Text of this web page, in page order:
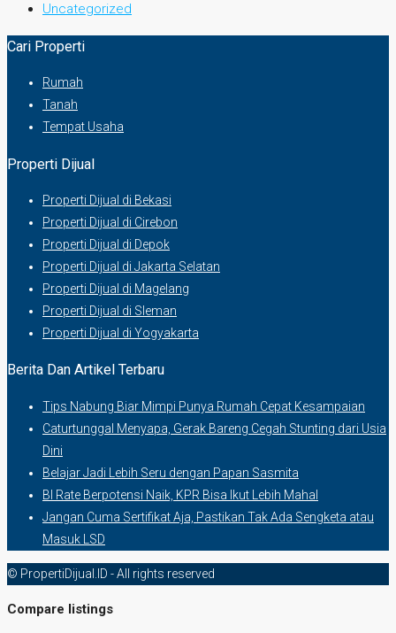
Uncategorized
Cari Properti
Rumah
Tanah
Tempat Usaha
Properti Dijual
Properti Dijual di Bekasi
Properti Dijual di Cirebon
Properti Dijual di Depok
Properti Dijual di Jakarta Selatan
Properti Dijual di Magelang
Properti Dijual di Sleman
Properti Dijual di Yogyakarta
Berita Dan Artikel Terbaru
Tips Nabung Biar Mimpi Punya Rumah Cepat Kesampaian
Caturtunggal Menyapa, Gerak Bareng Cegah Stunting dari Usia
Dini
Belajar Jadi Lebih Seru dengan Papan Sasmita
BI Rate Berpotensi Naik, KPR Bisa Ikut Lebih Mahal
Jangan Cuma Sertifikat Aja, Pastikan Tak Ada Sengketa atau
Masuk LSD
© PropertiDijual.ID - All rights reserved
Compare listings